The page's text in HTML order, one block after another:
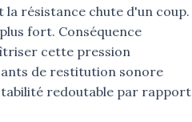
résistance chute d'un coup.
fort. Conséquence
cette pression
de restitution sonore
redoutable par rapport